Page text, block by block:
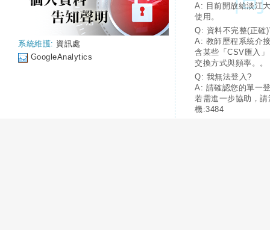
系統維護: 資訊處
GoogleAnalytics
A: 目前開放給淡江
使用。
Q: 資料不完整(正確
A: 教師歷程系統介
含某些「CSV匯入
交換方式與頻率。。
Q: 我無法登入?
A: 請確認您的單一
若需進一步協助，
機:3484